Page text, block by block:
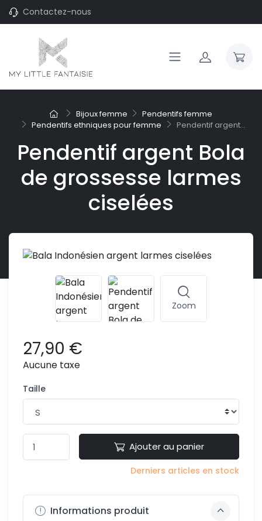
Contactez-nous
Bijoux femme
Pendentifs femme
Pendentifs ethniques pour femme
Pendentif argent...
Pendentif argent Bola
de grossesse larmes
ciselées
Zoom
27,90 €
Aucune taxe
Taille
Ajouter au panier
Derniers articles en stock
Informations produit